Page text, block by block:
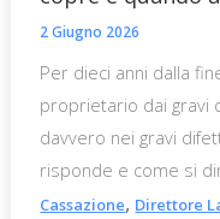
2 Giugno 2026
Per dieci anni dalla
proprietario dai gravi
davvero nei gravi
risponde e come si
Cassazione, Direttore